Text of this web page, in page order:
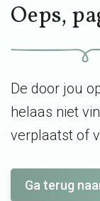
Oeps,
De door jou
helaas niet
verplaatst of
Ga terug